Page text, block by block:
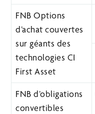
FNB Options
d’achat couvertes
sur géants des
technologies CI
First Asset
FNB d’obligations
convertibles